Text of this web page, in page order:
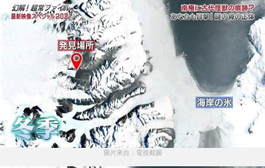
圖片來自：電視截圖